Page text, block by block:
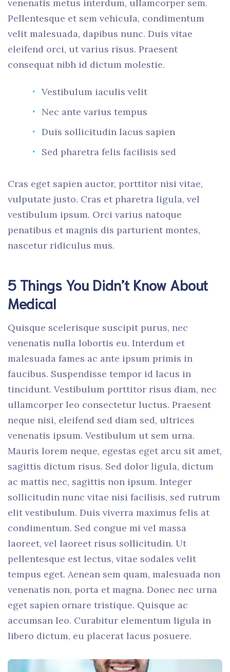
venenatis metus interdum, ullamcorper sem.
Pellentesque et sem vehicula, condimentum
velit malesuada, dapibus nunc. Duis vitae
eleifend orci, ut varius risus. Praesent
consequat nibh id dictum molestie.
Vestibulum iaculis velit
Nec ante varius tempus
Duis sollicitudin lacus sapien
Sed pharetra felis facilisis sed
Cras eget sapien auctor, porttitor nisi vitae,
vulputate justo. Cras et pharetra ligula, vel
vestibulum ipsum. Orci varius natoque
penatibus et magnis dis parturient montes,
nascetur ridiculus mus.
5 Things You Didn’t Know About
Medical
Quisque scelerisque suscipit purus, nec
venenatis nulla lobortis eu. Interdum et
malesuada fames ac ante ipsum primis in
faucibus. Suspendisse tempor id lacus in
tincidunt. Vestibulum porttitor risus diam, nec
ullamcorper leo consectetur luctus. Praesent
neque nisi, eleifend sed diam sed, ultrices
venenatis ipsum. Vestibulum ut sem urna.
Mauris lorem neque, egestas eget arcu sit amet,
sagittis dictum risus. Sed dolor ligula, dictum
ac mattis nec, sagittis non ipsum. Integer
sollicitudin nunc vitae nisi facilisis, sed rutrum
elit vestibulum. Duis viverra maximus felis at
condimentum. Sed congue mi vel massa
laoreet, vel laoreet risus sollicitudin. Ut
pellentesque est lectus, vitae sodales velit
tempus eget. Aenean sem quam, malesuada non
venenatis non, porta et magna. Donec nec urna
eget sapien ornare tristique. Quisque ac
accumsan leo. Curabitur elementum ligula in
libero dictum, eu placerat lacus posuere.